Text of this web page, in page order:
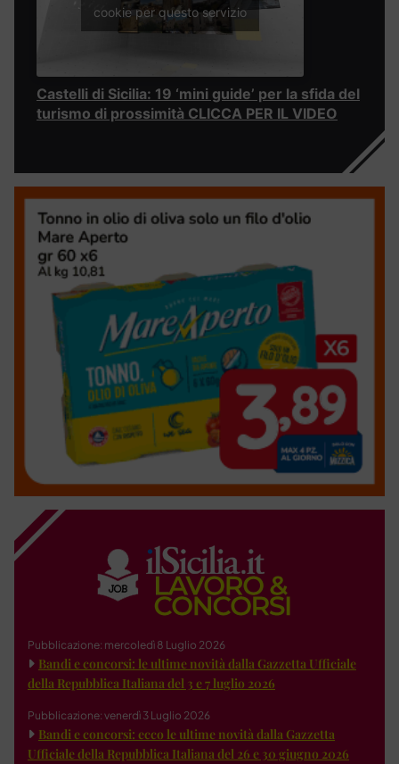
cookie per questo servizio
Castelli di Sicilia: 19 ‘mini guide’ per la sfida del
turismo di prossimità CLICCA PER IL VIDEO
Pubblicazione: mercoledì 8 Luglio 2026
Bandi e concorsi: le ultime novità dalla Gazzetta Ufficiale
della Repubblica Italiana del 3 e 7 luglio 2026
Pubblicazione: venerdì 3 Luglio 2026
Bandi e concorsi: ecco le ultime novità dalla Gazzetta
Ufficiale della Repubblica Italiana del 26 e 30 giugno 2026